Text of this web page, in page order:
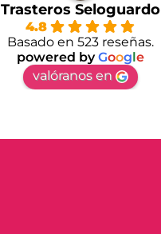
Trasteros Seloguardo
4.8
Basado en 523 reseñas.
powered byGoogle
valóranos en